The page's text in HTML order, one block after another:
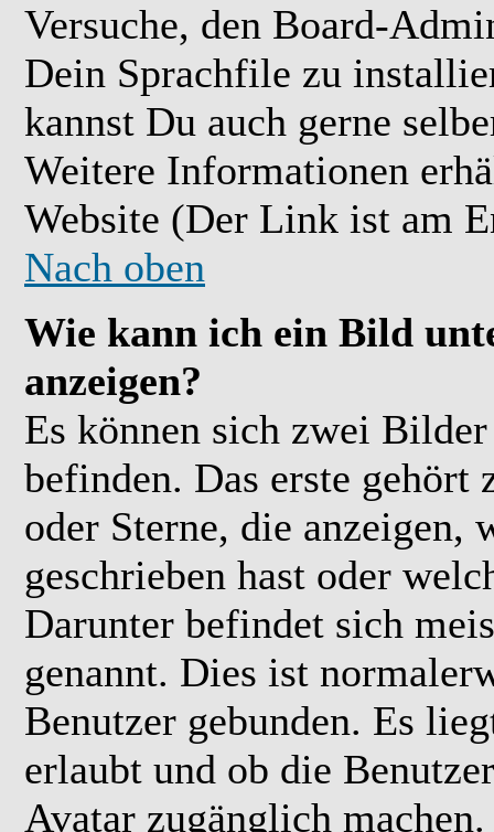
Versuche, den Board-
Dein Sprachfile zu
kannst Du auch gerne
Weitere Informationen
Website (Der Link ist am
Nach oben
Wie kann ich ein Bild
anzeigen?
Es können sich zwei
befinden. Das erste gehört
oder Sterne, die anzeigen,
geschrieben hast oder
Darunter befindet sich
genannt. Dies ist
Benutzer gebunden. Es
erlaubt und ob die
Avatar zugänglich